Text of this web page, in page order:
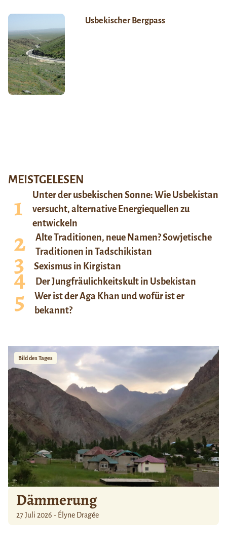
Usbekischer Bergpass
MEISTGELESEN
Unter der usbekischen Sonne: Wie Usbekistan
versucht, alternative Energiequellen zu
entwickeln
Alte Traditionen, neue Namen? Sowjetische
Traditionen in Tadschikistan
Sexismus in Kirgistan
Der Jungfräulichkeitskult in Usbekistan
Wer ist der Aga Khan und wofür ist er
bekannt?
Bild des Tages
Dämmerung
27 Juli 2026 - Élyne Dragée